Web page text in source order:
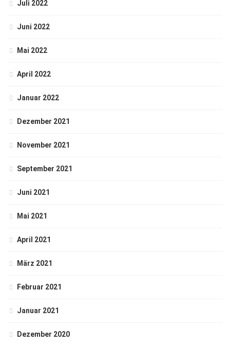
Juli 2022
Juni 2022
Mai 2022
April 2022
Januar 2022
Dezember 2021
November 2021
September 2021
Juni 2021
Mai 2021
April 2021
März 2021
Februar 2021
Januar 2021
Dezember 2020